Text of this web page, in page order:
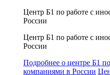
Центр Б1 по работе с
России
Центр Б1 по работе с
России
Подробнее о центре Б1
компаниями в России